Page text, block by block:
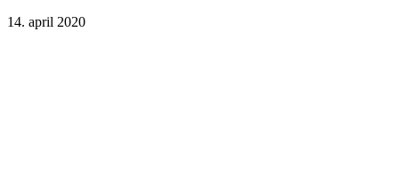
14. april 2020